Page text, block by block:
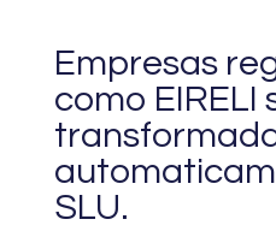
Empresas
como EIRELI
SLU.